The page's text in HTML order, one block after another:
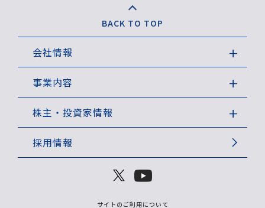
BACK TO TOP
会社情報
トップメッセージ
会社概要
事業内容
ビジネスモデル
不動産事業（賃貸）
不動産事業（販売）
データセンター・エネルギー事業
株主・投資家情報
ニュース
株主･投資家の皆様へ
採用情報
サイトのご利用について